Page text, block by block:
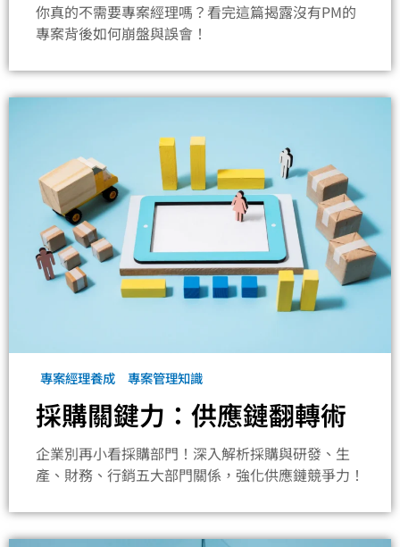
你真的不需要專案經理嗎？看完這篇揭露沒有PM的
專案背後如何崩盤與誤會！
專案經理養成 專案管理知識
採購關鍵力：供應鏈翻轉術
企業別再小看採購部門！深入解析採購與研發、生
產、財務、行銷五大部門關係，強化供應鏈競爭力！